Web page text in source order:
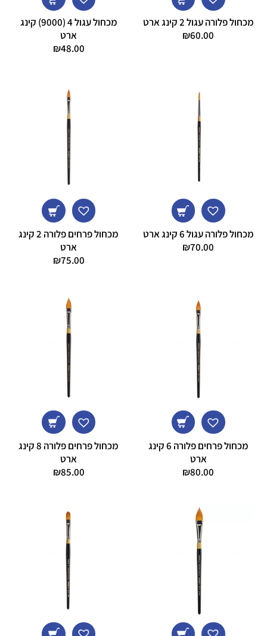
מכחול פלורה עגול 2 קינג ארט
₪60.00
מכחול עגול 4 (9000) קינג
ארט
₪48.00
מכחול פלורה עגול 6 קינג ארט
₪70.00
מכחול פרחים פלורה 2 קינג
ארט
₪75.00
מכחול פרחים פלורה 6 קינג
ארט
₪80.00
מכחול פרחים פלורה 8 קינג
ארט
₪85.00